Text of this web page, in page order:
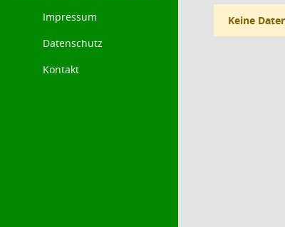
Impressum
Datenschutz
Kontakt
Keine